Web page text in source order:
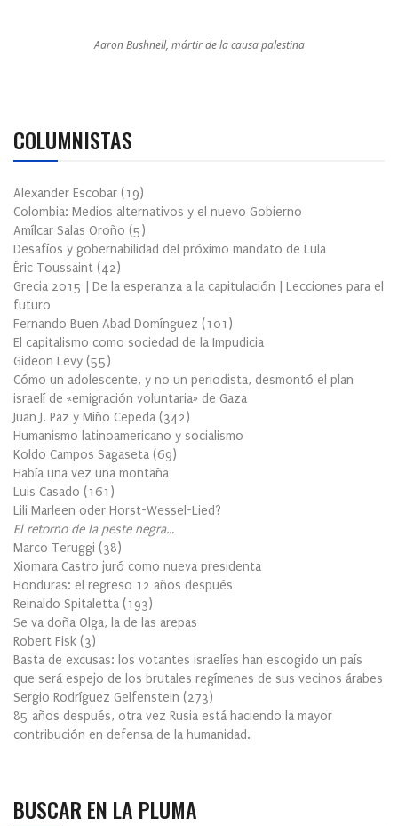
Aaron Bushnell, mártir de la causa palestina
COLUMNISTAS
Alexander Escobar (19)
Colombia: Medios alternativos y el nuevo Gobierno
Amílcar Salas Oroño (5)
Desafíos y gobernabilidad del próximo mandato de Lula
Éric Toussaint (42)
Grecia 2015 | De la esperanza a la capitulación | Lecciones para el
futuro
Fernando Buen Abad Domínguez (101 )
El capitalismo como sociedad de la Impudicia
Gideon Levy (55)
Cómo un adolescente, y no un periodista, desmontó el plan
israelí de «emigración voluntaria» de Gaza
Juan J. Paz y Miño Cepeda (342)
Humanismo latinoamericano y socialismo
Koldo Campos Sagaseta (69)
Había una vez una montaña
Luis Casado (161 )
Lili Marleen oder Horst-Wessel-Lied?
El retorno de la peste negra…
Marco Teruggi (38)
Xiomara Castro juró como nueva presidenta
Honduras: el regreso 12 años después
Reinaldo Spitaletta (193)
Se va doña Olga, la de las arepas
Robert Fisk (3)
Basta de excusas: los votantes israelíes han escogido un país
que será espejo de los brutales regímenes de sus vecinos árabes
Sergio Rodríguez Gelfenstein (273)
85 años después, otra vez Rusia está haciendo la mayor
contribución en defensa de la humanidad.
BUSCAR EN LA PLUMA